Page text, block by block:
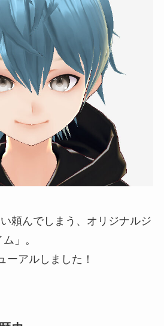
頼んでしまう、オリジナルジ
」。
ーアルしました！